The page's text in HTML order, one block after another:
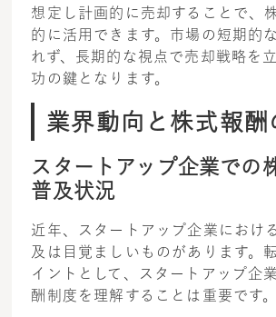
想定し計画的に売却することで、
的に活用できます。市場の短期的
れず、長期的な視点で売却戦略を
功の鍵となります。
業界動向と株式報酬
スタートアップ企業での
普及状況
近年、スタートアップ企業におけ
及は目覚ましいものがあります。
イントとして、スタートアップ企
酬制度を理解することは重要です。